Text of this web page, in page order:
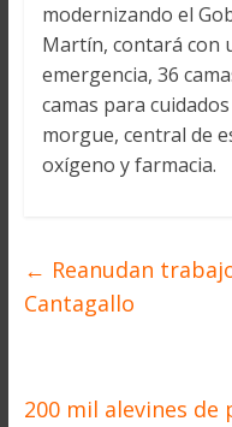
modernizando el
Martín, contará con
emergencia, 36
camas para
morgue, central de
oxígeno y farmacia.
← Reanudan
Cantagallo
200 mil alevines de